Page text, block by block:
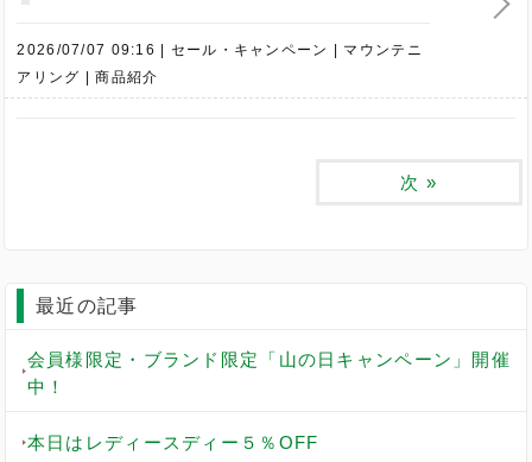
2026/07/07 09:16 セール・キャンペーン
マウンテニ
アリング
商品紹介
次 »
最近の記事
会員様限定・ブランド限定「山の日キャンペーン」開催
中！
本日はレディースディー５％OFF